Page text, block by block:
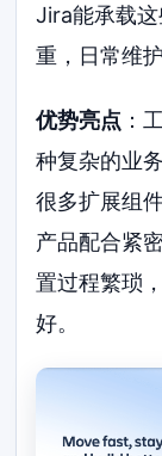
Jira能承载
重，日常维
优势亮点 ：
种复杂的业
很多扩展组
产品配合紧
置过程繁琐
好。